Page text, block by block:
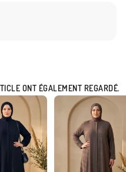
ONT ÉGALEMENT REGARDÉ.